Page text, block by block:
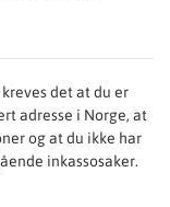
det at du er
adresse i Norge, at
og at du ikke har
inkassosaker.